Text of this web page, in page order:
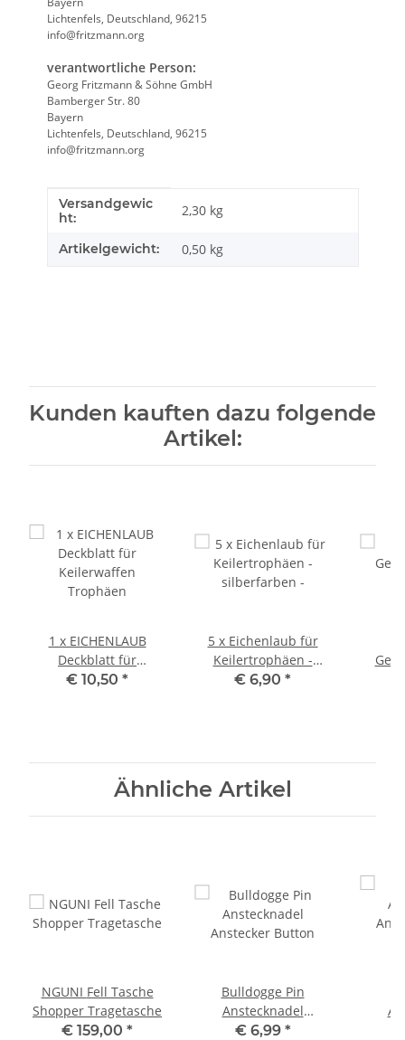
Lichtenfels, Deutschland, 96215
info@fritzmann.org
verantwortliche Person:
Georg Fritzmann & Söhne GmbH
Bamberger Str. 80
Bayern
Lichtenfels, Deutschland, 96215
info@fritzmann.org
Produkteigenschaft
Wert
Versandgewic
ht:
2,30 kg
Artikelgewicht: 0,50 kg
Kunden kauften dazu folgende
Artikel:
1 x EICHENLAUB
Deckblatt für
Keilerwaffen
€ 10,50 *
5 x Eichenlaub für
Keilertrophäen -
silberfarben -
€ 6,90 *
Ähnliche Artikel
NGUNI Fell Tasche
Shopper Tragetasche
€ 159,00 *
Bulldogge Pin
Anstecknadel
Anstecker Button
€ 6,99 *